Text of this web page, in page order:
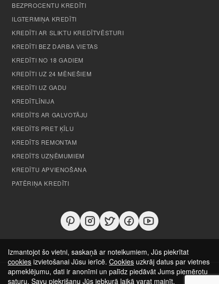
BEZPROCENTU KREDĪTI
ILGTERMIŅA KREDĪTI
KREDĪTI AR SLIKTU KREDĪTVĒSTURI
KREDĪTI BEZ DARBA VIETAS
KREDĪTI NO 18 GADIEM
KREDĪTI UZ 24 MĒNEŠIEM
KREDĪTI UZ GADU
KREDĪTLĪNIJA
KREDĪTS AR GALVOTĀJU
KREDĪTS PRET ĶĪLU
KREDĪTS REMONTAM
KREDĪTS UZŅĒMUMIEM
KREDĪTU APVIENOŠANA
PATĒRIŅA KREDĪTI
Izmantojot šo vietni, saskaņā ar noteikumiem, Jūs piekrītat
cookies izvietošanai Jūsu ierīcē. Cookies uzkrāj datus par vietnes
apmeklējumu, dati ir anonīmi un palīdz piedāvāt Jums piemērotu
saturu. Savu piekrišanu Jūs jebkurā laikā varat mainīt.